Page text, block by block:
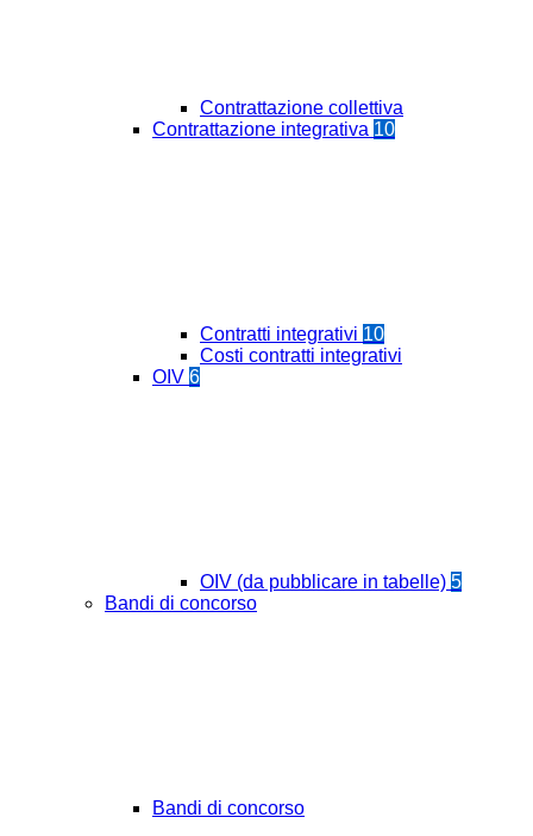
Contrattazione collettiva
Contrattazione integrativa 10
Contratti integrativi 10
Costi contratti integrativi
OIV 6
OIV (da pubblicare in tabelle) 5
Bandi di concorso
Bandi di concorso